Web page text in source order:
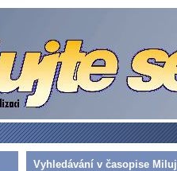
Vyhledávání v časopise